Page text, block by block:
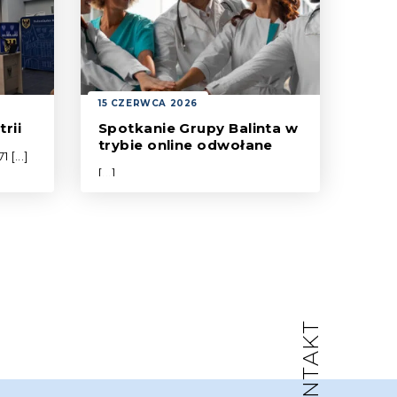
[...]
15 CZERWCA 2026
Spotkanie Grupy Balinta w
trybie online odwołane
[...]